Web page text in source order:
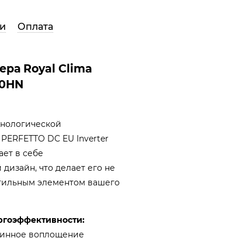
Оплата
Royal Clima
DC EU Inverter
в себе
что делает его не
элементом вашего
воплощение